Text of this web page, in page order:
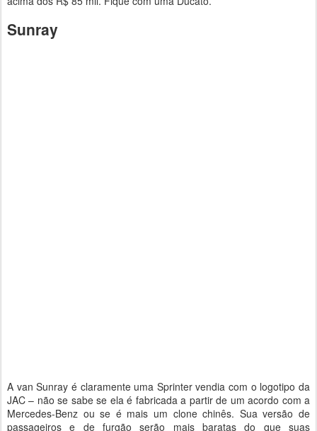
Sunray
A van Sunray é claramente uma Sprinter vendia com o logotipo da
JAC – não se sabe se ela é fabricada a partir de um acordo com a
Mercedes-Benz ou se é mais um clone chinês. Sua versão de
passageiros e de furgão serão mais baratas do que suas